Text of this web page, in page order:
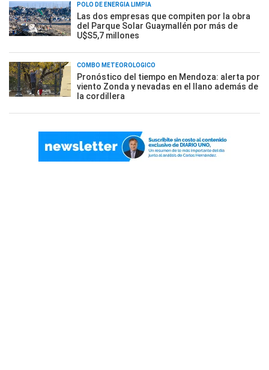
POLO DE ENERGÍA LIMPIA
Las dos empresas que compiten por la obra
del Parque Solar Guaymallén por más de
U$S5,7 millones
COMBO METEOROLÓGICO
Pronóstico del tiempo en Mendoza: alerta por
viento Zonda y nevadas en el llano además de
la cordillera